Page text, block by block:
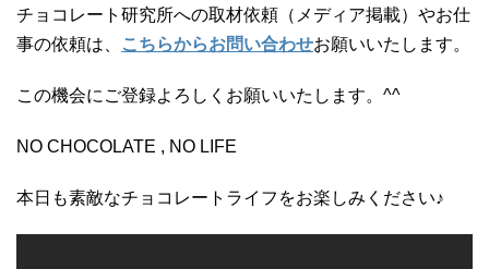
チョコレート研究所への取材依頼（メディア掲載）やお仕
事の依頼は、
こちらからお問い合わせお願いいたします。
この機会にご登録よろしくお願いいたします。^^
NO CHOCOLATE , NO LIFE
本日も素敵なチョコレートライフをお楽しみください♪